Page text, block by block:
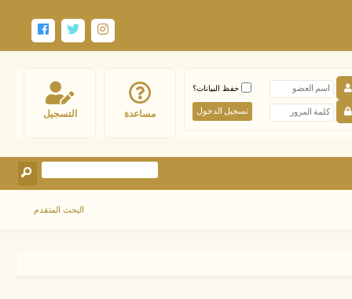
التسجيل مساعدة
حفظ البيانات؟
البحث المتقدم